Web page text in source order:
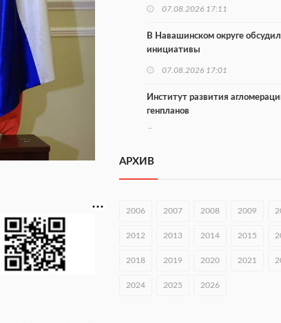
07.08.2026 17:11
В Навашинском округе
инициативы
07.08.2026 17:01
Институт развития
генпланов
С 8 августа изменят схему
оперштаба
В Чкаловске спустили на воду
АРХИВ
2006 2007 2008 2009
2012 2013 2014 2015
2018 2019 2020 2021
2024 2025 2026